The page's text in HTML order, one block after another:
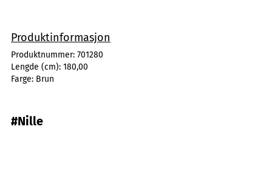
Produktinformasjon
Produktnummer: 701280
Lengde (cm): 180,00
Farge: Brun
#Nille